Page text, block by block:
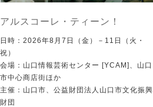
アルスコーレ・ティーン！
日時：2026年8月7日（金）－11日（火・
祝）
会場：山口情報芸術センター [YCAM]、山口
市中心商店街ほか
主催：山口市、公益財団法人山口市文化振興
財団